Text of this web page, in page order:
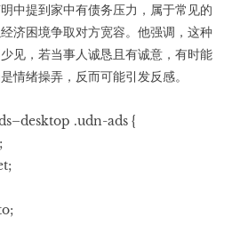
中提到家中有债务压力，属于常见的
经济困境争取对方宽容。他强调，这种
见，若当事人诚恳且有诚意，有时能
情绪操弄，反而可能引发反感。
.udn-ads {